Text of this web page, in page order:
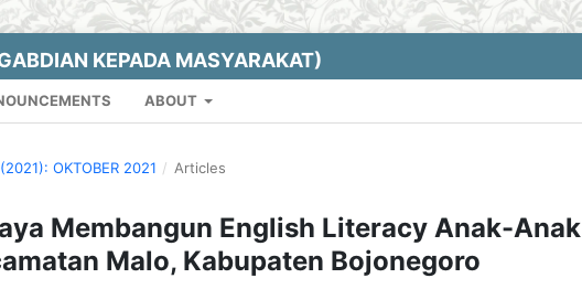
KEPADA MASYARAKAT)
ABOUT
OKTOBER 2021 / Articles
Membangun English Literacy Anak-Anak
Malo, Kabupaten Bojonegoro